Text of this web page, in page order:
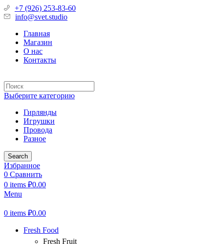
+7 (926) 253-83-60
info@svet.studio
Главная
Магазин
О нас
Контакты
Выберите категорию
Гирлянды
Игрушки
Провода
Разное
Search
Избранное
0 Сравнить
0 items ₽0.00
Menu
0 items ₽0.00
Fresh Food
Fresh Fruit